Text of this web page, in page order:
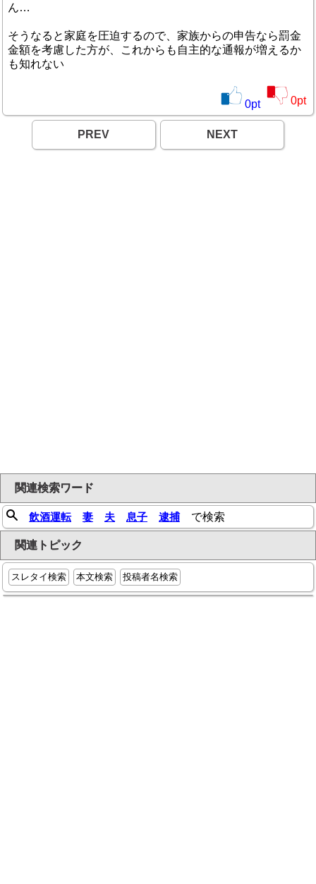
ん…
そうなると家庭を圧迫するので、家族からの申告なら罰金
金額を考慮した方が、これからも自主的な通報が増えるか
も知れない
0pt 0pt
PREV NEXT
関連検索ワード
飲酒運転 妻 夫 息子 逮捕で検索
関連トピック
スレタイ検索 本文検索 投稿者名検索